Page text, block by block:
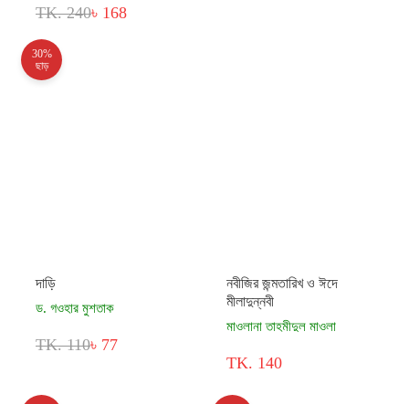
TK. 240৳ 168
30%
ছাড়
দাড়ি
ড. গওহার মুশতাক
TK. 110৳ 77
নবীজির জন্মতারিখ ও ঈদে
মীলাদুন্নবী
মাওলানা তাহমীদুল মাওলা
TK. 140